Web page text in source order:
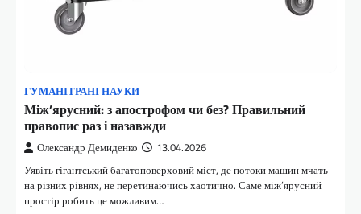
ГУМАНІТРАНІ НАУКИ
Між’ярусний: з апострофом чи без? Правильний
правопис раз і назавжди
Олександр Демиденко 13.04.2026
Уявіть гігантський багатоповерховий міст, де потоки машин мчать
на різних рівнях, не перетинаючись хаотично. Саме між’ярусний
простір робить це можливим…